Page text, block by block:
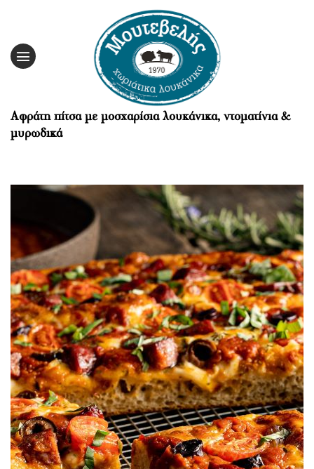
content
Αφράτη πίτσα με μοσχαρίσια λουκάνικα, ντοματίνια &
μυρωδικά